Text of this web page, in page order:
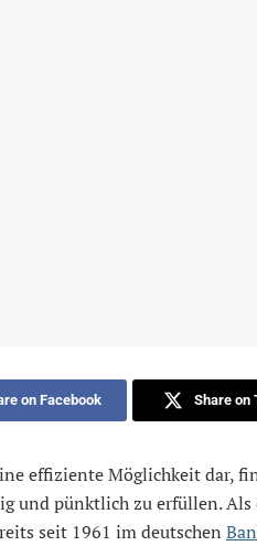
on Facebook Share on
effiziente Möglichkeit dar,
und pünktlich zu erfüllen. Als
seit 1961 im deutschen